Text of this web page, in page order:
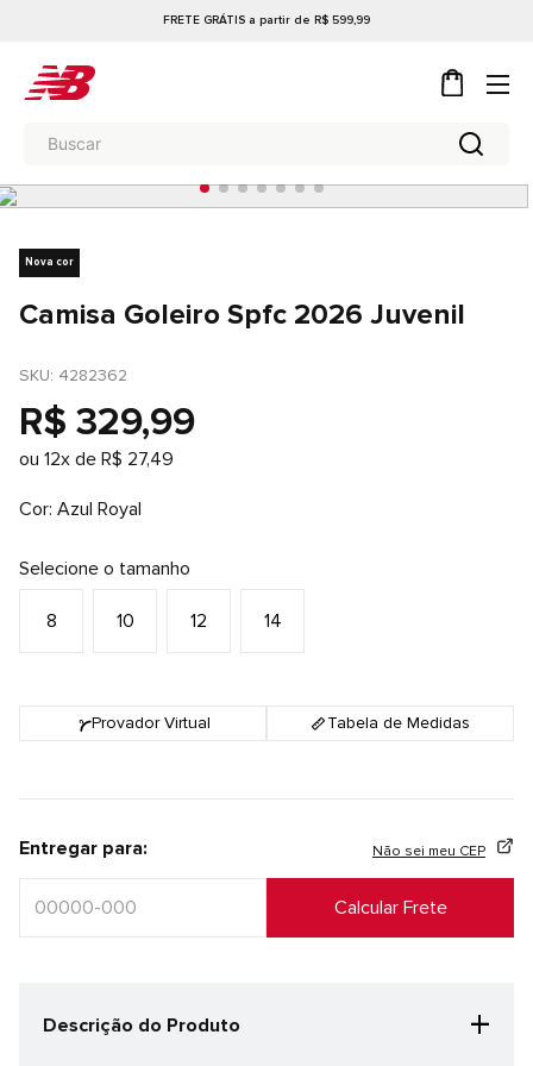
FRETE GRÁTIS a partir de R$ 599,99
Nova cor
Camisa Goleiro Spfc 2026 Juvenil
SKU: 4282362
R$ 329,99
ou 12x de R$ 27,49
Cor Azul Royal
Selecione o tamanho
8 10 12 14
Provador Virtual Tabela de Medidas
Entregar para: Não sei meu CEP
Descrição do Produto +